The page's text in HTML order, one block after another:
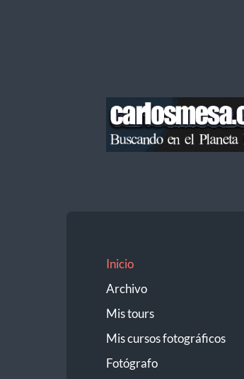
Inicio
Archivo
Mis tours
Mis cursos fotográficos
Fotógrafo